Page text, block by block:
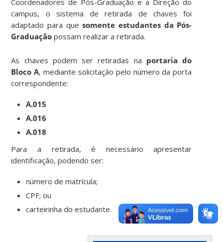
Coordenadores de Pós-Graduação e a Direção do
campus, o sistema de retirada de chaves foi
adaptado para quesomente estudantes da Pós-
Graduação possam realizar a retirada.
As chaves podem ser retiradas na portaria do
Bloco A, mediante solicitação pelo número da porta
correspondente:
A.015
A.016
A.018
Para a retirada, é necessário apresentar
identificação, podendo ser:
número de matrícula;
CPF; ou
carteirinha do estudante.